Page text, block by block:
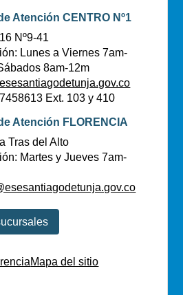
Atención CENTRO Nº1
Nº9-41
Lunes a Viernes 7am-
8am-12m
Ext. 103 y 410
Atención FLORENCIA
Tras del Alto
Martes y Jueves 7am-
Mapa del sitio